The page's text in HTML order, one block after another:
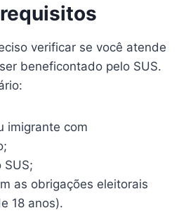
verificar se você atende
beneficontado pelo SUS.
imigrante com
SUS;
as obrigações eleitorais
18 anos).